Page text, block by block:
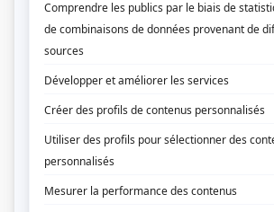
André Monette
Textes
Frédéric Ouellet
Production exécutive
Jean-François Mercier II